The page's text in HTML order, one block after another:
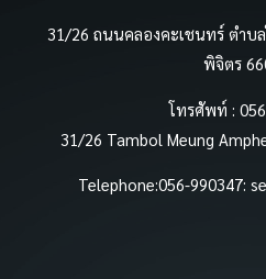
31/26 ถนนคลองคะเชนทร์ ตำบล
พิจิตร
โทรศัพท์ :
31/26 Tambol Meung
Telephone:056-990347: